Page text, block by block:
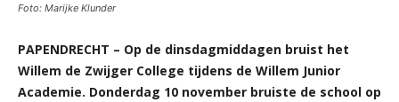
Foto: Marijke Klunder
PAPENDRECHT – Op de dinsdagmiddagen bruist het
Willem de Zwijger College tijdens de Willem Junior
Academie. Donderdag 10 november bruiste de school op